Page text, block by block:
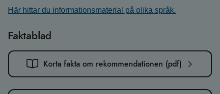
Här hittar du informationsmaterial på olika språk.
Faktablad
Korta fakta om rekommendationen (pdf)